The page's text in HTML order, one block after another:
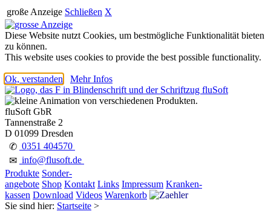
große Anzeige Schließen X
Diese Website nutzt Cookies, um bestmögliche Funktionalität bieten
zu können.
This website uses cookies to provide the best possible functionality.
Ok, verstanden Mehr Infos
fluSoft GbR
Tannenstraße 2
D 01099 Dresden
✆ 0351 404570
✉ info@flusoft.de
Produkte Sonder-
angebote Shop Kontakt Links Impressum Kranken-
kassen Download Videos Warenkorb
Sie sind hier: Startseite >